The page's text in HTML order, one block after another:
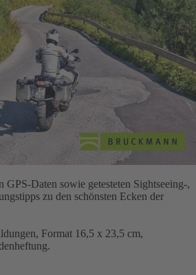
Motorradtouren
bis in die Karawanken
GPS-Daten sowie getesteten Sightseeing-,
zu den schönsten Ecken der
Format 16,5 x 23,5 cm,